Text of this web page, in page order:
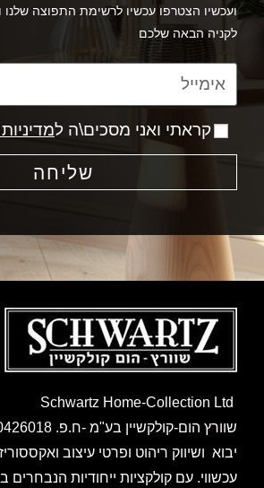
ועכשיו הצטרפו עכשיו לרשימת התפוצה שלנו
לקניה הבאה שלכם
קראתי ואני מסכים\ה ל
שליחה
שוורץ הום-קולקשיין בע"מ -ח.פ. 510426018
יבוא ושיווק ריהוט ופרטי עיצוב
עכשווי. עם קולקציות ייחודיות